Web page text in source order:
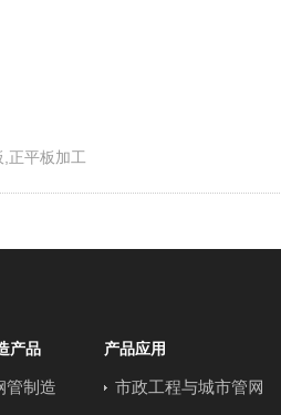
正平板‌加工
产品
管制造
产品应用
市政工程与城市管网